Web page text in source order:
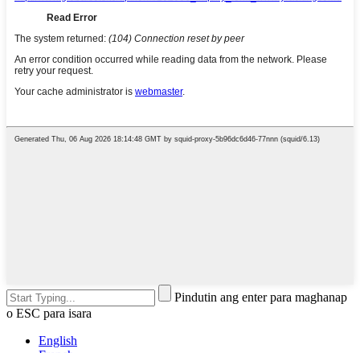
Pindutin ang enter para maghanap
o ESC para isara
English